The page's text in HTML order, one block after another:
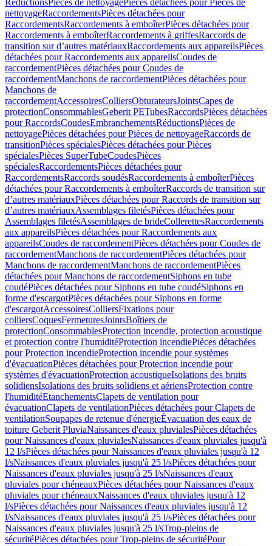
RéductionsPièces de nettoyagePièces détachées pour Pièces de
nettoyageRaccordementsPièces détachées pour
RaccordementsRaccordements à emboîterPièces détachées pour
Raccordements à emboîterRaccordements à griffesRaccords de
transition sur d’autres matériauxRaccordements aux appareilsPièces
détachées pour Raccordements aux appareilsCoudes de
raccordementPièces détachées pour Coudes de
raccordementManchons de raccordementPièces détachées pour
Manchons de
raccordementAccessoiresColliersObturateursJointsCapes de
protectionConsommablesGeberit PETubesRaccordsPièces détachées
pour RaccordsCoudesEmbranchementsRéductionsPièces de
nettoyagePièces détachées pour Pièces de nettoyageRaccords de
transitionPièces spécialesPièces détachées pour Pièces
spécialesPièces SuperTubeCoudesPièces
spécialesRaccordementsPièces détachées pour
RaccordementsRaccords soudésRaccordements à emboîterPièces
détachées pour Raccordements à emboîterRaccords de transition sur
d’autres matériauxPièces détachées pour Raccords de transition sur
d’autres matériauxAssemblages filetésPièces détachées pour
Assemblages filetésAssemblages de brideCollerettesRaccordements
aux appareilsPièces détachées pour Raccordements aux
appareilsCoudes de raccordementPièces détachées pour Coudes de
raccordementManchons de raccordementPièces détachées pour
Manchons de raccordementManchons de raccordementPièces
détachées pour Manchons de raccordementSiphons en tube
coudéPièces détachées pour Siphons en tube coudéSiphons en
forme d'escargotPièces détachées pour Siphons en forme
d'escargotAccessoiresColliersFixations pour
colliersCoquesFermeturesJointsBoîtiers de
protectionConsommablesProtection incendie, protection acoustique
et protection contre l'humiditéProtection incendiePièces détachées
pour Protection incendieProtection incendie pour systèmes
d'évacuationPièces détachées pour Protection incendie pour
systèmes d'évacuationProtection acoustiqueIsolations des bruits
solidiensIsolations des bruits solidiens et aériensProtection contre
l'humiditéEtanchementsClapets de ventilation pour
évacuationClapets de ventilationPièces détachées pour Clapets de
ventilationSoupapes de retenue d'énergieÉvacuation des eaux de
toiture Geberit PluviaNaissances d'eaux pluvialesPièces détachées
pour Naissances d'eaux pluvialesNaissances d'eaux pluviales jusqu'à
12 l/sPièces détachées pour Naissances d'eaux pluviales jusqu'à 12
l/sNaissances d'eaux pluviales jusqu'à 25 l/sPièces détachées pour
Naissances d'eaux pluviales jusqu'à 25 l/sNaissances d'eaux
pluviales pour chéneauxPièces détachées pour Naissances d'eaux
pluviales pour chéneauxNaissances d'eaux pluviales jusqu'à 12
l/sPièces détachées pour Naissances d'eaux pluviales jusqu'à 12
l/sNaissances d'eaux pluviales jusqu'à 25 l/sPièces détachées pour
Naissances d'eaux pluviales jusqu'à 25 l/sTrop-pleins de
sécuritéPièces détachées pour Trop-pleins de sécuritéPour